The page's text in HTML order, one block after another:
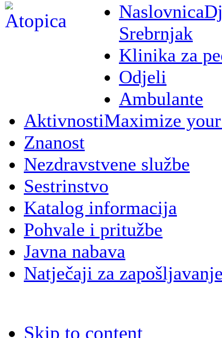
Naslovnica
Srebrnjak
Klinika za
Odjeli
Ambulante
AktivnostiMaximize
Znanost
Nezdravstvene službe
Sestrinstvo
Katalog informacija
Pohvale i pritužbe
Javna nabava
Natječaji za
Skip to content